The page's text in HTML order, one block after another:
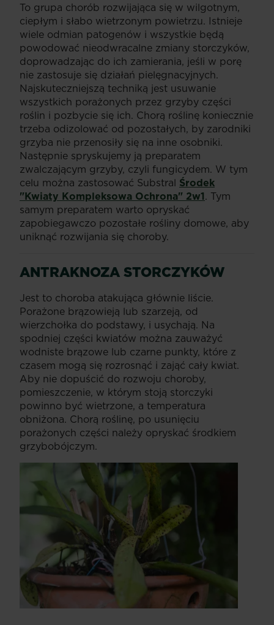
To grupa chorób rozwijająca się w wilgotnym,
ciepłym i słabo wietrzonym powietrzu. Istnieje
wiele odmian patogenów i wszystkie będą
powodować nieodwracalne zmiany storczyków,
doprowadzając do ich zamierania, jeśli w porę
nie zastosuje się działań pielęgnacyjnych.
Najskuteczniejszą techniką jest usuwanie
wszystkich porażonych przez grzyby części
roślin i pozbycie się ich. Chorą roślinę koniecznie
trzeba odizolować od pozostałych, by zarodniki
grzyba nie przenosiły się na inne osobniki.
Następnie spryskujemy ją preparatem
zwalczającym grzyby, czyli fungicydem. W tym
celu można zastosować Substral Środek
"Kwiaty Kompleksowa Ochrona" 2w1. Tym
samym preparatem warto opryskać
zapobiegawczo pozostałe rośliny domowe, aby
uniknąć rozwijania się choroby.
ANTRAKNOZASTORCZYKÓW
Jest to choroba atakująca głównie liście.
Porażone brązowieją lub szarzeją, od
wierzchołka do podstawy, i usychają. Na
spodniej części kwiatów można zauważyć
wodniste brązowe lub czarne punkty, które z
czasem mogą się rozrosnąć i zająć cały kwiat.
Aby nie dopuścić do rozwoju choroby,
pomieszczenie, w którym stoją storczyki
powinno być wietrzone, a temperatura
obniżona. Chorą roślinę, po usunięciu
porażonych części należy opryskać środkiem
grzybobójczym.